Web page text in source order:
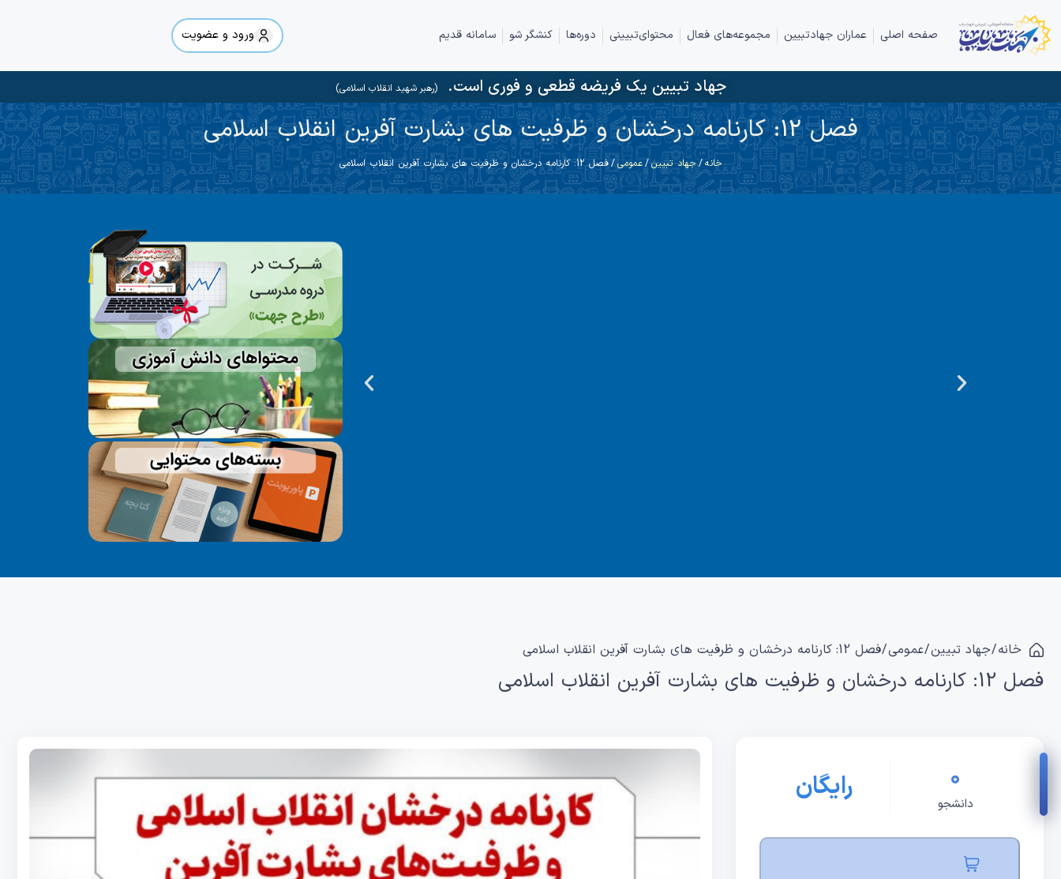
صفحه اصلی عماران جهادتبیین مجموعه‌های فعال محتوای‌تبیینی دوره‌ها کنشگر شو سامانه قدیم ورود و عضویت
جهاد تبیین یک فریضه قطعی و فوری است.(رهبر شهید انقلاب اسلامی)
فصل 12: کارنامه درخشان و ظرفیت های بشارت آفرین انقلاب اسلامی
خانه/جهاد تبیین/عمومی/ فصل 12: کارنامه درخشان و ظرفیت های بشارت آفرین انقلاب اسلامی
خانه/جهاد تبیین/عمومی/ فصل 12: کارنامه درخشان و ظرفیت های بشارت آفرین انقلاب اسلامی
فصل 12: کارنامه درخشان و ظرفیت های بشارت آفرین انقلاب اسلامی
0
دانشجو رایگان